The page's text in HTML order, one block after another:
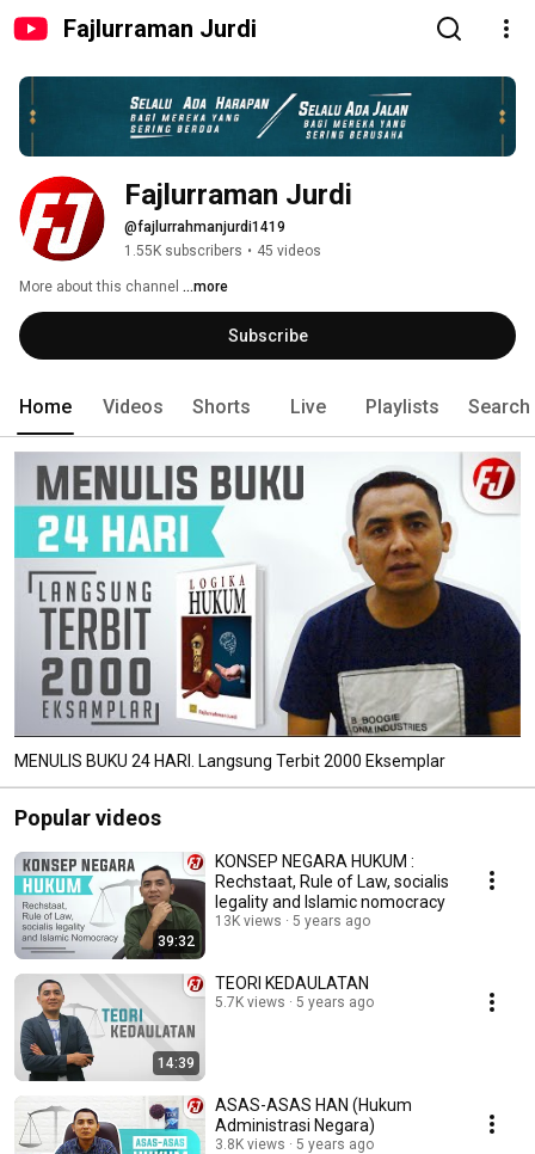
Fajlurraman Jurdi
Fajlurraman Jurdi
@fajlurrahmanjurdi1419
1.55K subscribers • 45 videos
More about this channel ...more
Subscribe
Home Videos Shorts Live Playlists Search
MENULIS BUKU 24 HARI. Langsung Terbit 2000 Eksemplar
Popular videos
39:32
KONSEP NEGARA HUKUM :
Rechstaat, Rule of Law, socialis
legality and Islamic nomocracy
13K views 5 years ago
14:39
TEORI KEDAULATAN
5.7K views 5 years ago
ASAS-ASAS HAN (Hukum
Administrasi Negara)
3.8K views 5 years ago